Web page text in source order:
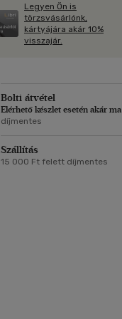
Kártya
Képeslap
Naptár
Legyen Ön is
törzsvásárlónk,
kártyájára akár 10%
visszajár.
Bolti átvétel
Elérhető készlet esetén akár ma
díjmentes
Szállítás
15 000 Ft felett díjmentes